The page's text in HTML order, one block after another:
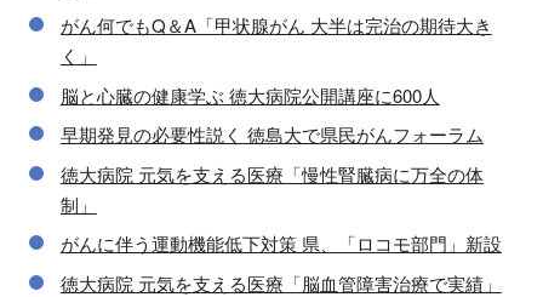
がん何でもQ＆A「甲状腺がん 大半は完治の期待大き
く」
脳と心臓の健康学ぶ 徳大病院公開講座に600人
早期発見の必要性説く 徳島大で県民がんフォーラム
徳大病院 元気を支える医療「慢性腎臓病に万全の体
制」
がんに伴う運動機能低下対策 県、「ロコモ部門」新設
徳大病院 元気を支える医療「脳血管障害治療で実績」